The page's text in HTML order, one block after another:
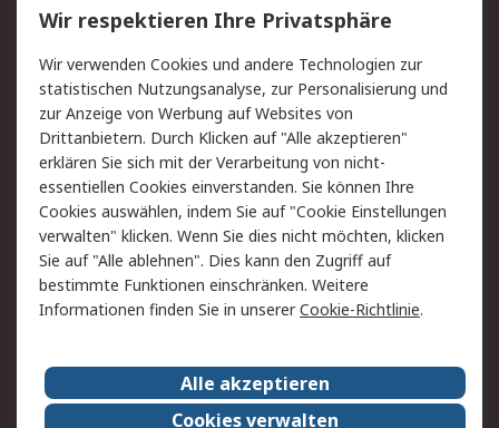
Value Added Services
Lieferlösungen
Rücksendungen
Kontakt
Hilfe
Rechtliches
AGB
Datenschutz
Cookie-Richtlinie
Zahlungsbedingungen
Copyright/Impressum
Über RS
Karriere bei RS
Nachhaltigkeit
Qualität/Umwelt/ZertifikatePresse-Center
Wir respektieren Ihre Privatsphäre
Wir verwenden Cookies und andere Technologien zur
statistischen Nutzungsanalyse, zur Personalisierung und
zur Anzeige von Werbung auf Websites von
Drittanbietern. Durch Klicken auf "Alle akzeptieren"
erklären Sie sich mit der Verarbeitung von nicht-
essentiellen Cookies einverstanden. Sie können Ihre
Cookies auswählen, indem Sie auf "Cookie Einstellungen
verwalten" klicken. Wenn Sie dies nicht möchten, klicken
Sie auf "Alle ablehnen". Dies kann den Zugriff auf
bestimmte Funktionen einschränken. Weitere
Informationen finden Sie in unsererCookie-Richtlinie.
Alle akzeptieren
Cookies verwalten